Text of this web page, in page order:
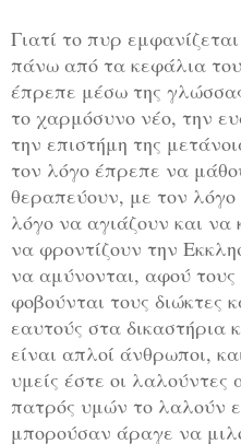
Γιατί το πυρ
πάνω από τα κεφάλια
έπρεπε μέσω της
το χαρμόσυνο νέο, την
την επιστήμη της
τον λόγο έπρεπε να
θεραπεύουν, με τον
λόγο να αγιάζουν και
να φροντίζουν την
να αμύνονται, αφού
φοβούνται τους διώκτες
εαυτούς στα δικαστήρια
είναι απλοί άνθρωποι,
υμείς έστε οι λαλούντες
πατρός υμών το λαλούν
μπορούσαν άραγε να